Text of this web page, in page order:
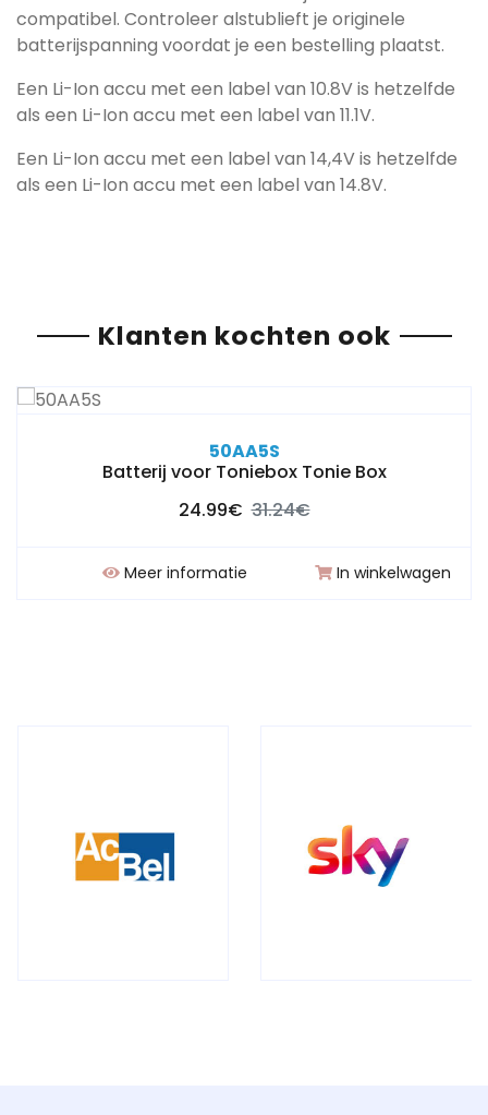
compatibel. Controleer alstublieft je originele
batterijspanning voordat je een bestelling plaatst.
Een Li-Ion accu met een label van 10.8V is hetzelfde
als een Li-Ion accu met een label van 11.1V.
Een Li-Ion accu met een label van 14,4V is hetzelfde
als een Li-Ion accu met een label van 14.8V.
Klanten kochten ook
50AA5S
Batterij voor Toniebox Tonie Box
24.99€ 31.24€
Meer informatie In winkelwagen